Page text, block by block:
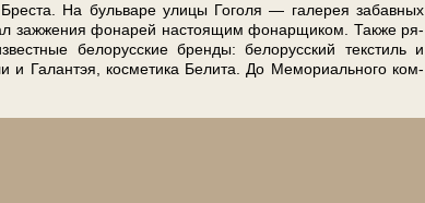
На бульваре ули­цы Го­го­ля — га­ле­рея забавных
за­жже­ния фонарей на­сто­я­щим фо­нар­щи­ком. Также ря­
бе­ло­рус­ские брен­ды: бе­ло­рус­ский текстиль и
и Галантэя, косметика Белита. До Мемориального ком­